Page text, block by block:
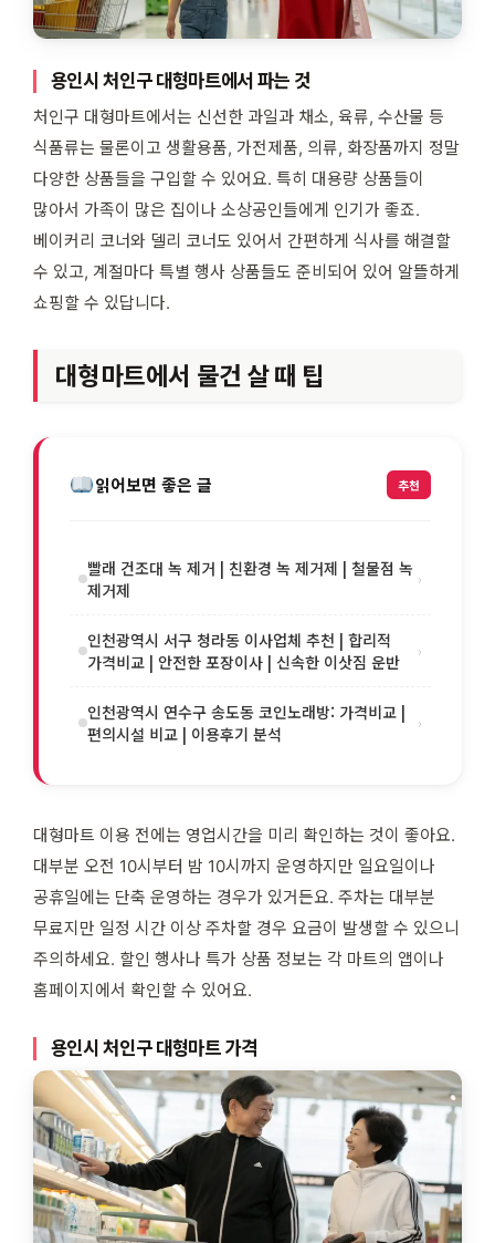
용인시 처인구 대형마트에서 파는 것
처인구 대형마트에서는 신선한 과일과 채소, 육류, 수산물 등
식품류는 물론이고 생활용품, 가전제품, 의류, 화장품까지 정말
다양한 상품들을 구입할 수 있어요. 특히 대용량 상품들이
많아서 가족이 많은 집이나 소상공인들에게 인기가 좋죠.
베이커리 코너와 델리 코너도 있어서 간편하게 식사를 해결할
수 있고, 계절마다 특별 행사 상품들도 준비되어 있어 알뜰하게
쇼핑할 수 있답니다.
대형마트에서 물건 살 때 팁
읽어보면 좋은 글 추천
빨래 건조대 녹 제거 | 친환경 녹 제거제 | 철물점 녹
제거제
›
인천광역시 서구 청라동 이사업체 추천 | 합리적
가격비교 | 안전한 포장이사 | 신속한 이삿짐 운반
›
인천광역시 연수구 송도동 코인노래방: 가격비교 |
편의시설 비교 | 이용후기 분석
›
대형마트 이용 전에는 영업시간을 미리 확인하는 것이 좋아요.
대부분 오전 10시부터 밤 10시까지 운영하지만 일요일이나
공휴일에는 단축 운영하는 경우가 있거든요. 주차는 대부분
무료지만 일정 시간 이상 주차할 경우 요금이 발생할 수 있으니
주의하세요. 할인 행사나 특가 상품 정보는 각 마트의 앱이나
홈페이지에서 확인할 수 있어요.
용인시 처인구 대형마트 가격